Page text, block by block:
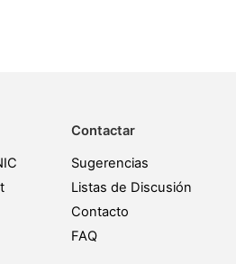
Contactar
Sugerencias
Listas de Discusión
Contacto
FAQ